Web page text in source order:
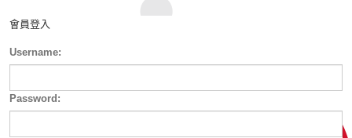
會員登入
Username:
Password: